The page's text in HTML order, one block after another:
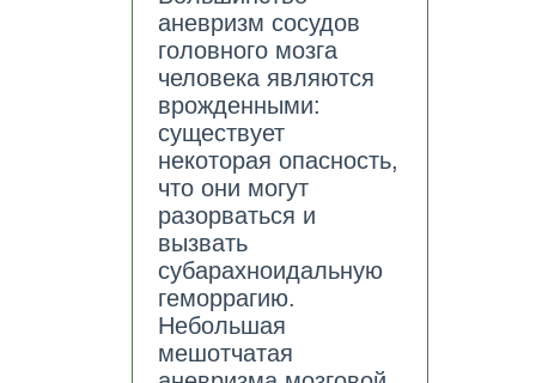
аневризм сосудов
головного мозга
человека являются
врожденными:
существует
некоторая опасность,
что они могут
разорваться и
вызвать
субарахноидальную
геморрагию.
Небольшая
мешотчатая